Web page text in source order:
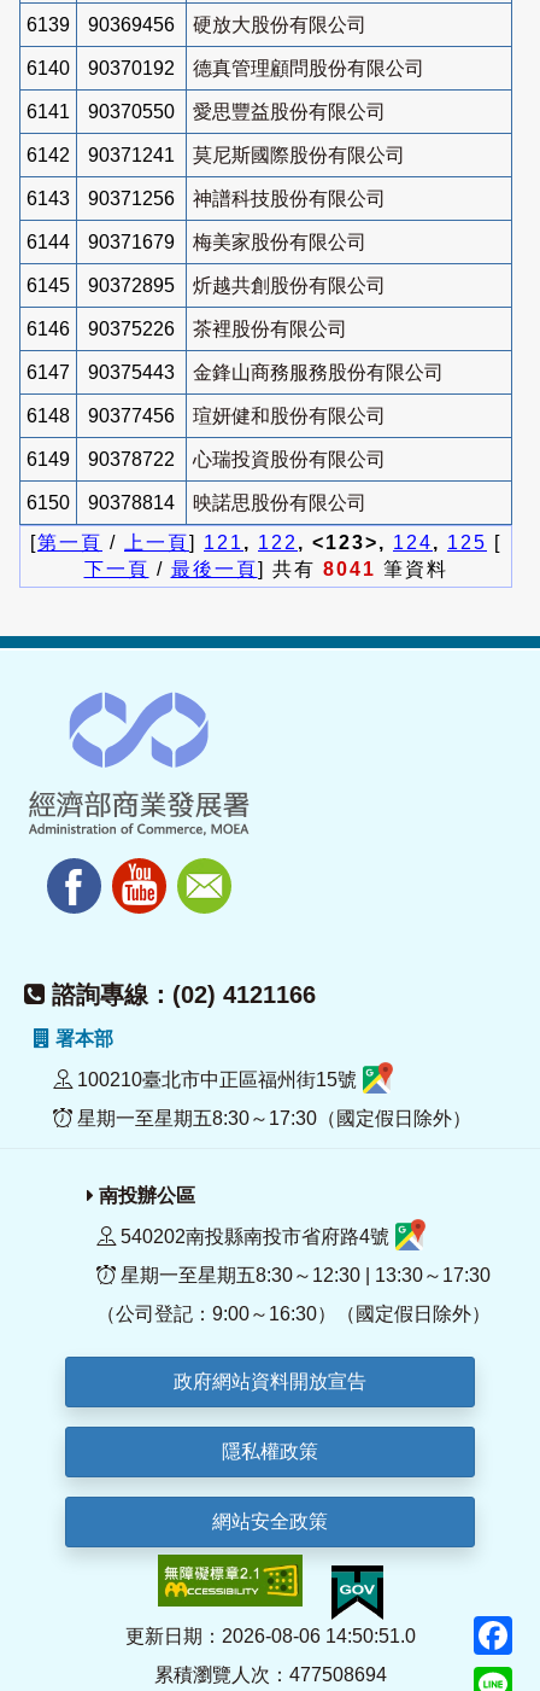
6139 90369456 硬放大股份有限公司
6140 90370192 德真管理顧問股份有限公司
6141 90370550 愛思豐益股份有限公司
6142 90371241 莫尼斯國際股份有限公司
6143 90371256 神譜科技股份有限公司
6144 90371679 梅美家股份有限公司
6145 90372895 炘越共創股份有限公司
6146 90375226 茶裡股份有限公司
6147 90375443 金鋒山商務服務股份有限公司
6148 90377456 瑄妍健和股份有限公司
6149 90378722 心瑞投資股份有限公司
6150 90378814
映諾思股份有限公司
[第一頁 / 上一頁] 121 , 122 , <123>, 124, 125 [
下一頁 / 最後一頁] 共有 8041 筆資料
諮詢專線：(02) 4121166
署本部
100210臺北市中正區福州街15號
星期一至星期五8:30～17:30（國定假日除外）
南投辦公區
540202南投縣南投市省府路4號
星期一至星期五8:30～12:30 | 13:30～17:30
（公司登記：9:00～16:30）（國定假日除外）
政府網站資料開放宣告
隱私權政策
網站安全政策
更新日期：2026-08-06 14:50:51.0
累積瀏覽人次：477508694